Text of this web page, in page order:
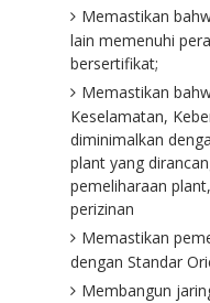
Memastikan
lain memenuhi
bersertifikat;
Memastikan
Keselamatan,
diminimalkan
plant yang
pemeliharaan
perizinan
Memastikan
dengan Standar
Membangun